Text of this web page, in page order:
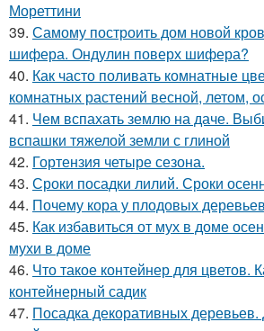
Мореттини
39. Самому построить дом новой
шифера. Ондулин поверх шифера?
40. Как часто поливать комнатные
комнатных растений весной, летом,
41. Чем вспахать землю на даче.
вспашки тяжелой земли с глиной
42. Гортензия четыре сезона.
43. Сроки посадки лилий. Сроки
44. Почему кора у плодовых
45. Как избавиться от мух в доме
мухи в доме
46. Что такое контейнер для цветов.
контейнерный садик
47. Посадка декоративных